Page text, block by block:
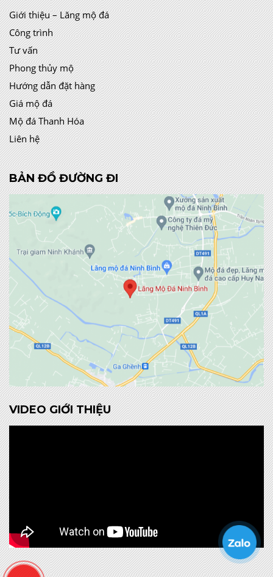
Giới thiệu – Lăng mộ đá
Công trình
Tư vấn
Phong thủy mộ
Hướng dẫn đặt hàng
Giá mộ đá
Mộ đá Thanh Hóa
Liên hệ
BẢN ĐỒ ĐƯỜNG ĐI
VIDEO GIỚI THIỆU